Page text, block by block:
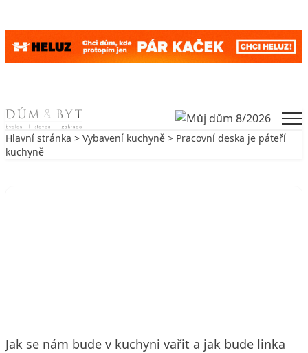
Skip to content
Hlavní stránka > Vybavení kuchyně > Pracovní deska je páteří
kuchyně
Jak se nám bude v kuchyni vařit a jak bude linka